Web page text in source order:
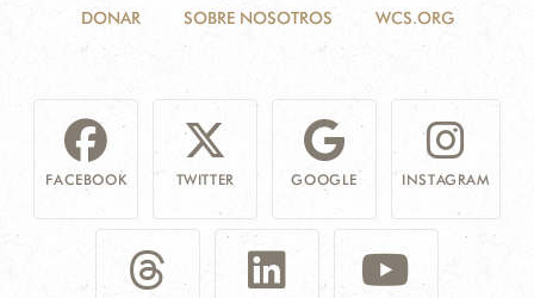
DONAR SOBRE NOSOTROS WCS.ORG
FACEBOOK TWITTER GOOGLE INSTAGRAM